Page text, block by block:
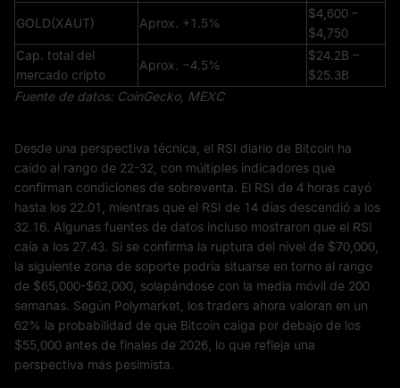
GOLD(XAUT) Aprox. +1.5%
$4,600 –
$4,750
Cap. total del
mercado cripto
Aprox. −4.5%
$24.2B –
$25.3B
Fuente de datos: CoinGecko, MEXC
Desde una perspectiva técnica, el RSI diario de Bitcoin ha
caído al rango de 22-32, con múltiples indicadores que
confirman condiciones de sobreventa. El RSI de 4 horas cayó
hasta los 22.01, mientras que el RSI de 14 días descendió a los
32.16. Algunas fuentes de datos incluso mostraron que el RSI
caía a los 27.43. Si se confirma la ruptura del nivel de $70,000,
la siguiente zona de soporte podría situarse en torno al rango
de $65,000-$62,000, solapándose con la media móvil de 200
semanas. Según Polymarket, los traders ahora valoran en un
62% la probabilidad de que Bitcoin caiga por debajo de los
$55,000 antes de finales de 2026, lo que refleja una
perspectiva más pesimista.